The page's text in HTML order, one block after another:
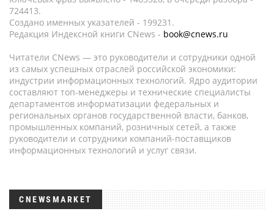
724413.
Создано именных указателей - 199231.
Редакция Индексной книги CNews - book@cnews.ru
Читатели CNews — это руководители и сотрудники одной
из самых успешных отраслей российской экономики:
индустрии информационных технологий. Ядро аудитории
составляют топ-менеджеры и технические специалисты
департаментов информатизации федеральных и
региональных органов государственной власти, банков,
промышленных компаний, розничных сетей, а также
руководители и сотрудники компаний-поставщиков
информационных технологий и услуг связи.
CNEWSMARKET